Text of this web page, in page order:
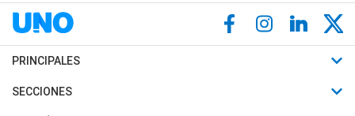
PRINCIPALES
Últimas Noticias
SECCIONES